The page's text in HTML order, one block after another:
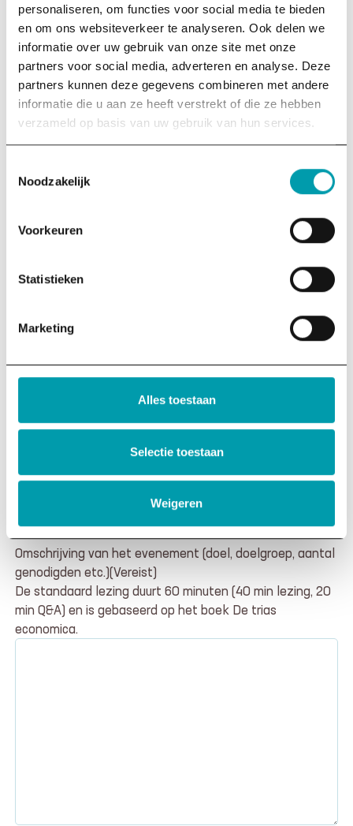
personaliseren, om functies voor social media te bieden
en om ons websiteverkeer te analyseren. Ook delen we
informatie over uw gebruik van onze site met onze
partners voor social media, adverteren en analyse. Deze
partners kunnen deze gegevens combineren met andere
informatie die u aan ze heeft verstrekt of die ze hebben
verzameld op basis van uw gebruik van hun services.
Noodzakelijk
Voorkeuren
Statistieken
Marketing
Alles toestaan
Selectie toestaan
Weigeren
AANVRAAG TRIAS ECONOMICA LEZING
Naam
(Vereist)
Voornaam
Achternaam
Wat is je mail adres?
Wat wil je aanvragen? (Selecteer één optie)(Vereist)
2. Ik wil graag overleggen over een maatwerkoptie
(bijv. meerdere lezingen of een aangepast
Omschrijving van het evenement (doel, doelgroep, aantal
genodigden etc.)(Vereist)
De standaard lezing duurt 60 minuten (40 min lezing, 20
min Q&A) en is gebaseerd op het boek De trias
economica.